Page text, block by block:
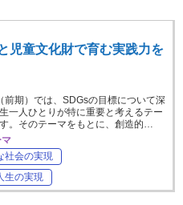
児童文化財で育む実践力を
前期）では、SDGsの目標について深
一人ひとりが特に重要と考えるテー
。そのテーマをもとに、創造的…
社会の実現
生の実現